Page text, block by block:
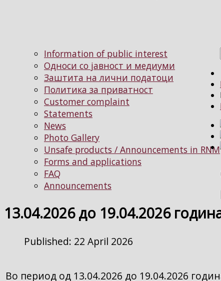
Information of public interest
Односи со јавност и медиуми
Заштита на лични податоци
Политика за приватност
Customer complaint
Statements
News
Photo Gallery
Unsafe products / Announcements in RNM
Forms and applications
FAQ
Announcements
13.04.2026 до 19.04.2026
Published: 22 April 2026
Во период од 13.04.2026 до 19.04.2026